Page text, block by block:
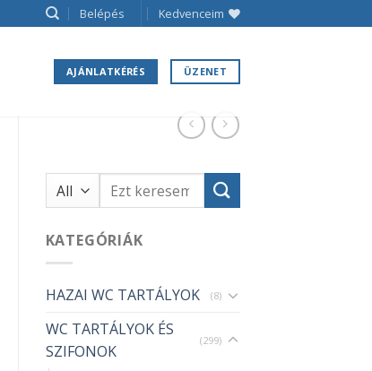
Belépés Kedvenceim
AJÁNLATKÉRÉS ÜZENET
Keresés
a
KATEGÓRIÁK
HAZAI WC TARTÁLYOK (8)
WC TARTÁLYOK ÉS
SZIFONOK
(299)